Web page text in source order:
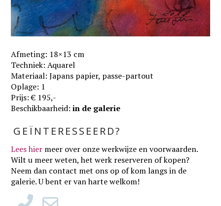
Afmeting: 18×13 cm
Techniek: Aquarel
Materiaal: Japans papier, passe-partout
Oplage: 1
Prijs: € 195,-
Beschikbaarheid:in de galerie
GEÏNTERESSEERD?
Lees hier meer over onze werkwijze en voorwaarden.
Wilt u meer weten, het werk reserveren of kopen?
Neem dan contact met ons op of kom langs in de
galerie. U bent er van harte welkom!